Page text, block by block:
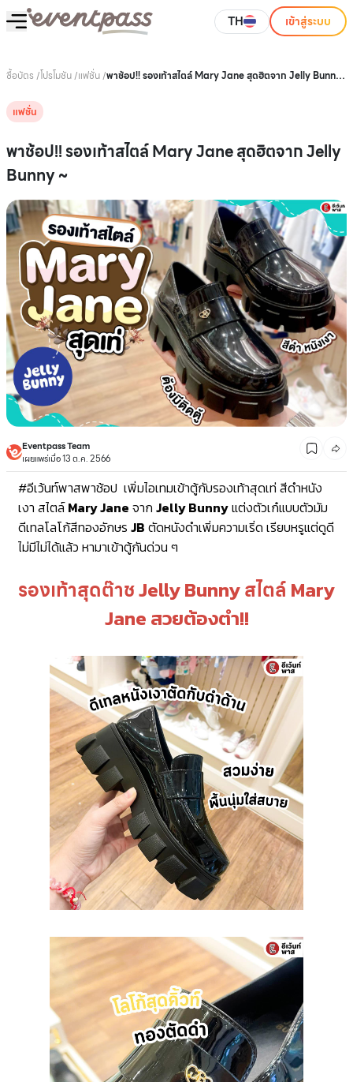
TH เข้าสู่ระบบ
ซื้อบัตร /โปรโมชัน/แฟชั่น/พาช้อป!! รองเท้าสไตล์ Mary Jane สุดฮิตจาก Jelly Bunny
แฟชั่น
พาช้อป!! รองเท้าสไตล์ Mary Jane สุดฮิตจาก Jelly
Bunny ~
Eventpass Team
เผยแพร่เมื่อ 13 ต.ค. 2566
#อีเว้นท์พาสพาช้อป เพิ่มไอเทมเข้าตู้กับรองเท้าสุดเท่ สีดำหนัง
เงา สไตล์Mary Jane จาก Jelly Bunnyแต่งตัวเก๋แบบตัวมัม
ดีเทลโลโก้สีทองอักษร JB ตัดหนังดำเพิ่มความเริ่ด เรียบหรูแต่ดูดี
ไม่มีไม่ได้แล้ว หามาเข้าตู้กันด่วน ๆ
รองเท้าสุดต๊าชJelly Bunnyสไตล์ Mary
Jane สวยต้องตำ!!